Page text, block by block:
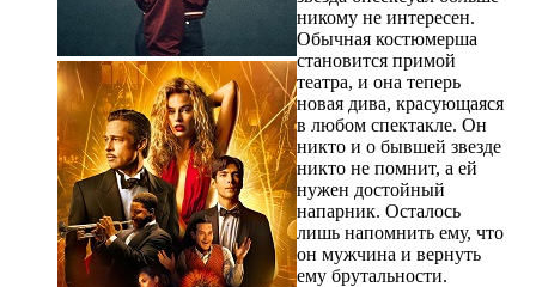
никому не интересен.
Обычная костюмерша
становится примой
театра, и она теперь
новая дива, красующаяся
в любом спектакле. Он
никто и о бывшей звезде
никто не помнит, а ей
нужен достойный
напарник. Осталось
лишь напомнить ему, что
он мужчина и вернуть
ему брутальности.